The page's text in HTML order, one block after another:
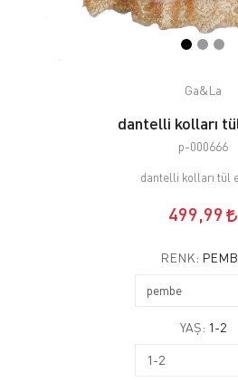
Ga&La
dantelli kolları
p-000666
dantelli kolları tül
499,99
RENK:
YAŞ: 1-2